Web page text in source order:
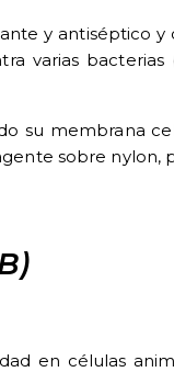
y antiséptico
varias
su membrana
sobre nylon,
en células